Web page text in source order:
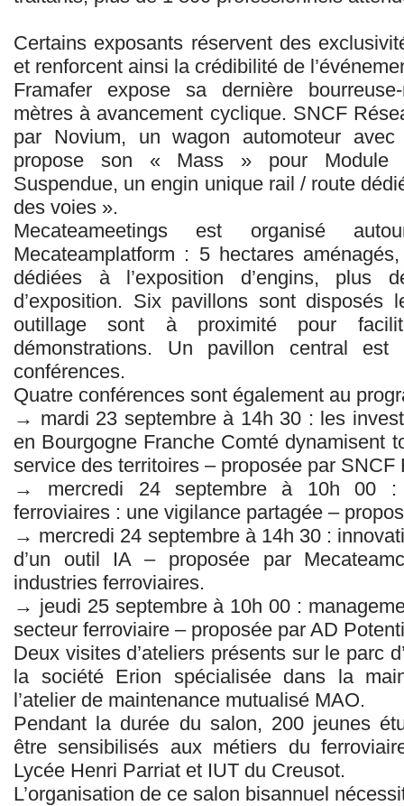
Certains exposants réservent des
et renforcent ainsi la crédibilité de
Framafer expose sa dernière
mètres à avancement cyclique. SNCF
par Novium, un wagon automoteur
propose son « Mass » pour Module
Suspendue, un engin unique rail / route
des voies ».
Mecateameetings est organisé
Mecateamplatform : 5 hectares
dédiées à l’exposition d’engins,
d’exposition. Six pavillons sont
outillage sont à proximité pour
démonstrations. Un pavillon central
conférences.
Quatre conférences sont également au
→ mardi 23 septembre à 14h 30 : les
en Bourgogne Franche Comté dynamisent
service des territoires – proposée par SNCF
→ mercredi 24 septembre à 10h 00 :
ferroviaires : une vigilance partagée –
→ mercredi 24 septembre à 14h 30 :
d’un outil IA – proposée par
industries ferroviaires.
→ jeudi 25 septembre à 10h 00 :
secteur ferroviaire – proposée par AD
Deux visites d’ateliers présents sur le parc
la société Erion spécialisée dans la
l’atelier de maintenance mutualisé MAO.
Pendant la durée du salon, 200 jeunes
être sensibilisés aux métiers du
Lycée Henri Parriat et IUT du Creusot.
L’organisation de ce salon bisannuel